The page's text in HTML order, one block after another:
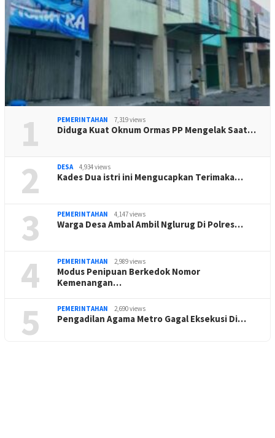
1 PEMERINTAHAN 7,319 views
Diduga Kuat Oknum Ormas PP Mengelak Saat…
2 DESA 4,934 views
Kades Dua istri ini Mengucapkan Terimaka…
3 PEMERINTAHAN 4,147 views
Warga Desa Ambal Ambil Nglurug Di Polres…
4 PEMERINTAHAN 2,989 views
Modus Penipuan Berkedok Nomor
Kemenangan…
5 PEMERINTAHAN 2,690 views
Pengadilan Agama Metro Gagal Eksekusi Di…